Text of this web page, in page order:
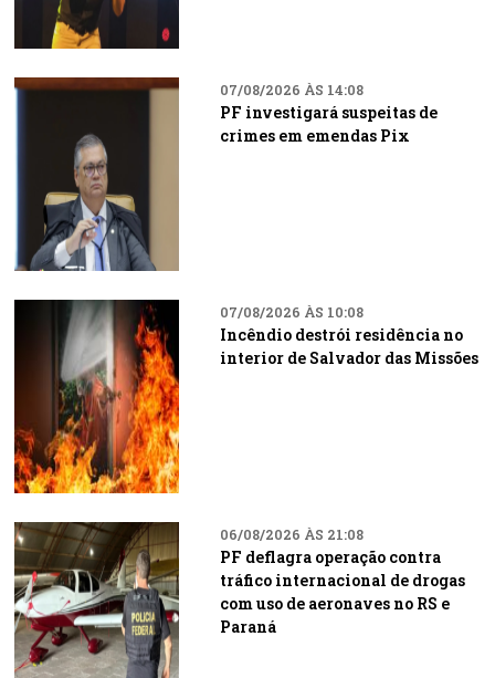
07/08/2026 ÀS 14:08
PF investigará suspeitas de
crimes em emendas Pix
07/08/2026 ÀS 10:08
Incêndio destrói residência no
interior de Salvador das Missões
06/08/2026 ÀS 21:08
PF deflagra operação contra
tráfico internacional de drogas
com uso de aeronaves no RS e
Paraná